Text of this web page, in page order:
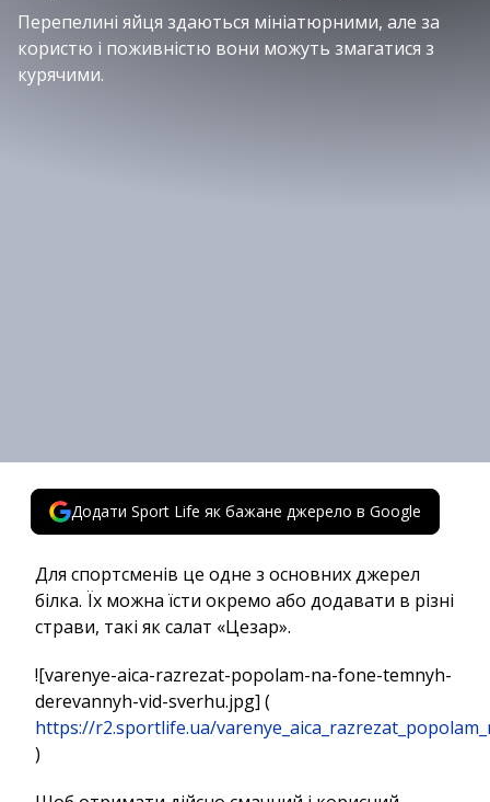
Перепелині яйця здаються мініатюрними, але за
користю і поживністю вони можуть змагатися з
курячими.
Додати Sport Life як бажане джерело в Google
Для спортсменів це одне з основних джерел
білка. Їх можна їсти окремо або додавати в різні
страви, такі як салат «Цезар».
![varenye-aica-razrezat-popolam-na-fone-temnyh-
derevannyh-vid-sverhu.jpg] (
https://r2.sportlife.ua/
)